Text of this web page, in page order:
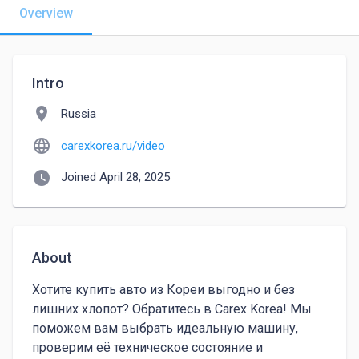
Overview
Intro
location_on Russia
language carexkorea.ru/video
watch_later Joined April 28, 2025
About
Хотите купить авто из Кореи выгодно и без
лишних хлопот? Обратитесь в Carex Korea! Мы
поможем вам выбрать идеальную машину,
проверим её техническое состояние и